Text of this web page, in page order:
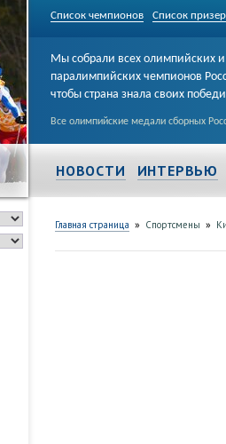
Список чемпионов Список
Мы собрали всех олимпийских и
паралимпийских чемпионов
чтобы страна знала своих
Все олимпийские медали сборных
НОВОСТИ ИНТЕРВЬЮ
Главная страница » Спортсмены »